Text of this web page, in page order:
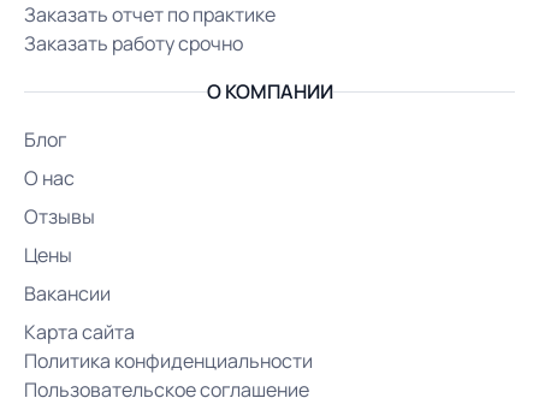
Заказать отчет по практике
Заказать работу срочно
О КОМПАНИИ
Блог
О нас
Отзывы
Цены
Вакансии
Карта сайта
Политика конфиденциальности
Пользовательское соглашение